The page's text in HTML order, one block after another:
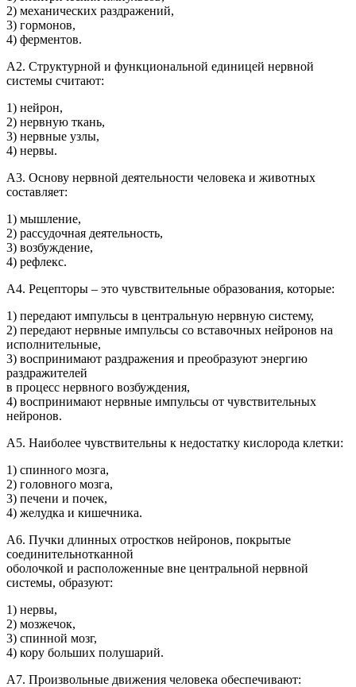
2) механических раздражений,
3) гормонов,
4) ферментов.
А2. Структурной и функциональной единицей нервной
системы считают:
1) нейрон,
2) нервную ткань,
3) нервные узлы,
4) нервы.
А3. Основу нервной деятельности человека и животных
составляет:
1) мышление,
2) рассудочная деятельность,
3) возбуждение,
4) рефлекс.
А4. Рецепторы – это чувствительные образования, которые:
1) передают импульсы в центральную нервную систему,
2) передают нервные импульсы со вставочных нейронов на
исполнительные,
3) воспринимают раздражения и преобразуют энергию
раздражителей
в процесс нервного возбуждения,
4) воспринимают нервные импульсы от чувствительных
нейронов.
А5. Наиболее чувствительны к недостатку кислорода клетки:
1) спинного мозга,
2) головного мозга,
3) печени и почек,
4) желудка и кишечника.
А6. Пучки длинных отростков нейронов, покрытые
соединительнотканной
оболочкой и расположенные вне центральной нервной
системы, образуют:
1) нервы,
2) мозжечок,
3) спинной мозг,
4) кору больших полушарий.
А7. Произвольные движения человека обеспечивают: